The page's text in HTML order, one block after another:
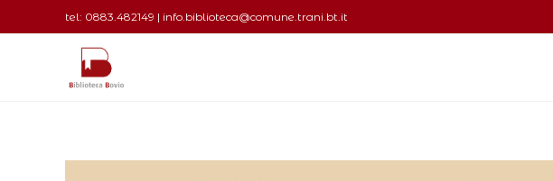
tel: 0883.482149 | info.biblioteca@comune.trani.bt.it